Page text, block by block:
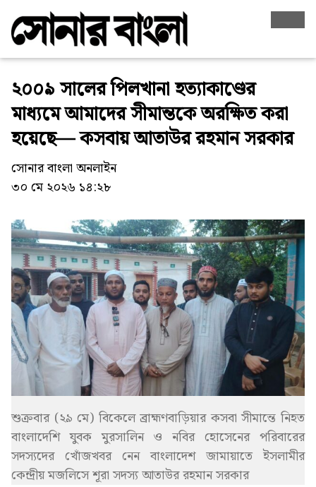
২০০৯ সালের পিলখানা হত্যাকাণ্ডের
মাধ্যমে আমাদের সীমান্তকে অরক্ষিত করা
হয়েছে— কসবায় আতাউর রহমান সরকার
সোনার বাংলা অনলাইন
৩০ মে ২০২৬ ১৪:২৮
শুক্রবার (২৯ মে) বিকেলে ব্রাহ্মণবাড়িয়ার কসবা সীমান্তে নিহত
বাংলাদেশি যুবক মুরসালিন ও নবির হোসেনের পরিবারের
সদস্যদের খোঁজখবর নেন বাংলাদেশ জামায়াতে ইসলামীর
কেন্দ্রীয় মজলিসে শূরা সদস্য আতাউর রহমান সরকার